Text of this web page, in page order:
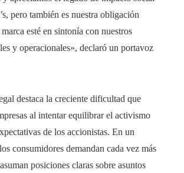
pero también es nuestra obligación
esté en sintonía con nuestros
y operacionales», declaró un portavoz
destaca la creciente dificultad que
al intentar equilibrar el activismo
de los accionistas. En un
consumidores demandan cada vez más
posiciones claras sobre asuntos